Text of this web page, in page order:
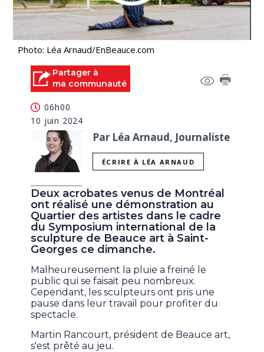
Photo: Léa Arnaud/EnBeauce.com
Partager à
ma communauté
06h00
10 juin 2024
Par Léa Arnaud, Journaliste
ÉCRIRE À LÉA ARNAUD
Deux acrobates venus de Montréal
ont réalisé une démonstration au
Quartier des artistes dans le cadre
du Symposium international de la
sculpture de Beauce art à Saint-
Georges ce dimanche.
Malheureusement la pluie a freiné le
public qui se faisait peu nombreux.
Cependant, les sculpteurs ont pris une
pause dans leur travail pour profiter du
spectacle.
Martin Rancourt, président de Beauce art,
s'est prêté au jeu.